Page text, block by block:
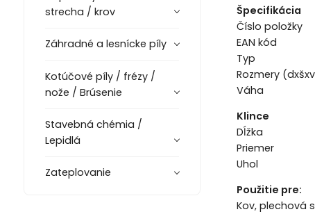
strecha / krov
Záhradné a lesnícke píly
Kotúčové píly / frézy /
nože / Brúsenie
Stavebná chémia /
Lepidlá
Zateplovanie
Špecifikácia
Číslo
EAN kód
Typ
Rozmery
Váha
Klince
Dĺžka
Priemer
Uhol
Použitie pre:
Kov, plechová